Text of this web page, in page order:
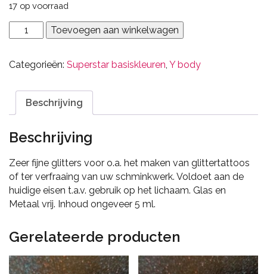
17 op voorraad
magenta
Toevoegen aan winkelwagen
Categorieën: Superstar basiskleuren, Y body
Beschrijving
Beschrijving
Zeer fijne glitters voor o.a. het maken van glittertattoos
of ter verfraaing van uw schminkwerk. Voldoet aan de
huidige eisen t.a.v. gebruik op het lichaam. Glas en
Metaal vrij. Inhoud ongeveer 5 ml.
Gerelateerde producten